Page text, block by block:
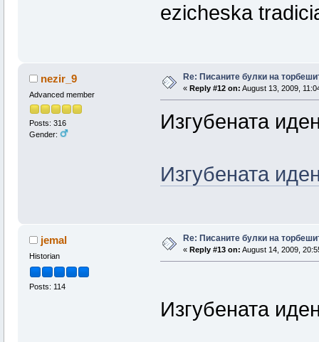
ezicheska
nezir_9
Advanced member
Posts: 316
Gender:
Re: Писаните булки на
« Reply #12 on: August 13, 2009,
Изгубената
Изгубената
jemal
Historian
Posts: 114
Re: Писаните булки на
« Reply #13 on: August 14, 2009,
Изгубената